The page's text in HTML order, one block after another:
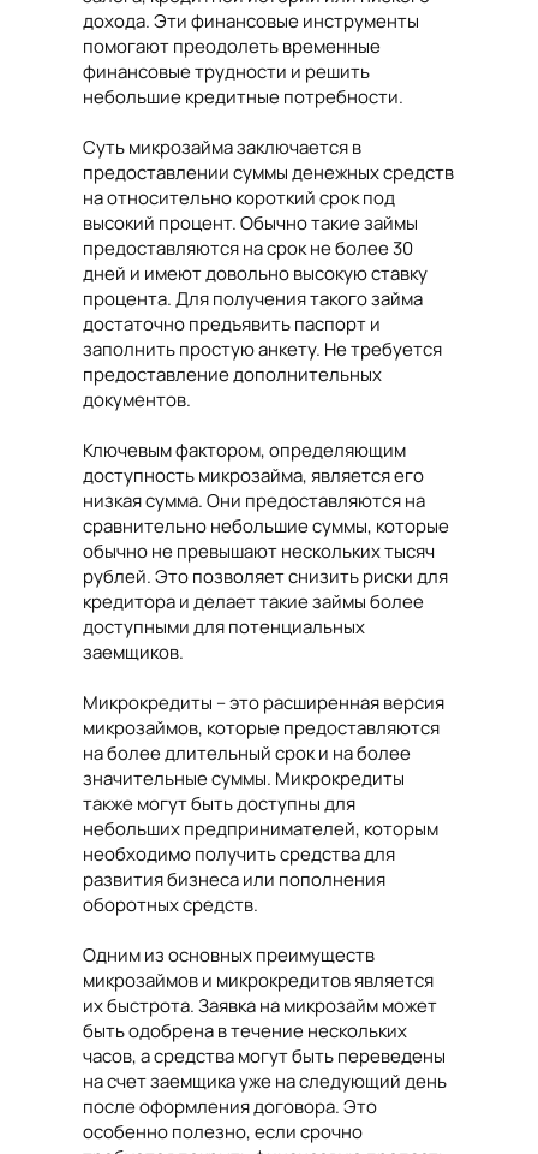
дохода. Эти финансовые инструменты
помогают преодолеть временные
финансовые трудности и решить
небольшие кредитные потребности.
Суть микрозайма заключается в
предоставлении суммы денежных средств
на относительно короткий срок под
высокий процент. Обычно такие займы
предоставляются на срок не более 30
дней и имеют довольно высокую ставку
процента. Для получения такого займа
достаточно предъявить паспорт и
заполнить простую анкету. Не требуется
предоставление дополнительных
документов.
Ключевым фактором, определяющим
доступность микрозайма, является его
низкая сумма. Они предоставляются на
сравнительно небольшие суммы, которые
обычно не превышают нескольких тысяч
рублей. Это позволяет снизить риски для
кредитора и делает такие займы более
доступными для потенциальных
заемщиков.
Микрокредиты – это расширенная версия
микрозаймов, которые предоставляются
на более длительный срок и на более
значительные суммы. Микрокредиты
также могут быть доступны для
небольших предпринимателей, которым
необходимо получить средства для
развития бизнеса или пополнения
оборотных средств.
Одним из основных преимуществ
микрозаймов и микрокредитов является
их быстрота. Заявка на микрозайм может
быть одобрена в течение нескольких
часов, а средства могут быть переведены
на счет заемщика уже на следующий день
после оформления договора. Это
особенно полезно, если срочно